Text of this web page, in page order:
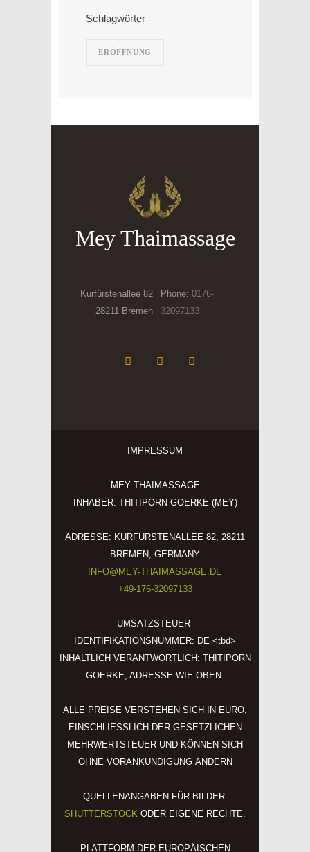
Schlagwörter
ERÖFFNUNG
Mey Thaimassage
Phone: 0176-
32097133
Kurfürstenallee 82
28211 Bremen
IMPRESSUM
MEY THAIMASSAGE
INHABER: THITIPORN GOERKE (MEY)
ADRESSE: KURFÜRSTENALLEE 82, 28211
BREMEN, GERMANY
INFO@MEY-THAIMASSAGE.DE
+49-176-32097133
UMSATZSTEUER-
IDENTIFIKATIONSNUMMER: DE <tbd>
INHALTLICH VERANTWORTLICH: THITIPORN
GOERKE, ADRESSE WIE OBEN.
ALLE PREISE VERSTEHEN SICH IN EURO,
EINSCHLIESSLICH DER GESETZLICHEN
MEHRWERTSTEUER UND KÖNNEN SICH
OHNE VORANKÜNDIGUNG ÄNDERN
QUELLENANGABEN FÜR BILDER:
SHUTTERSTOCK ODER EIGENE RECHTE.
PLATTFORM DER EUROPÄISCHEN